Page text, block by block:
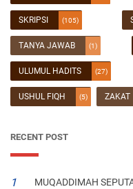
SKRIPSI (105)
TANYA JAWAB (1)
ULUMUL HADITS (27)
USHUL FIQH (5) ZAKAT
RECENT POST
MUQADDIMAH